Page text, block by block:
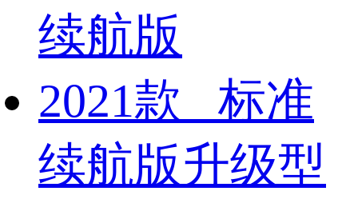
续航版
2021款 标准
续航版升级型